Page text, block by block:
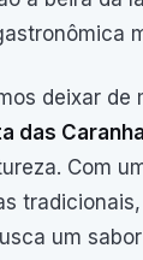
deixar de
das
Com
um